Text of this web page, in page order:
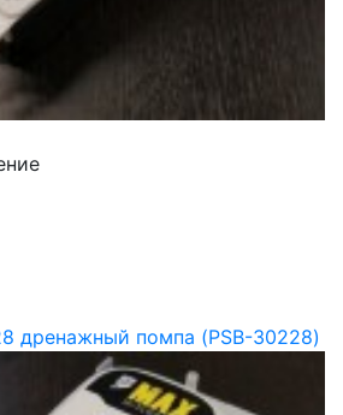
дренажный помпа (PSB-30228)